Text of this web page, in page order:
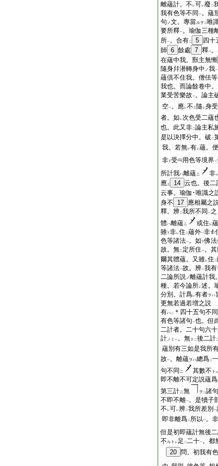
離蘊計。不 レ可レ廢 二
我有色等不同 一。蘊
句 ノ文。專當ルヲ 二唯
要所釋一。瑜伽三種
所一。合有二 5 四十
師 6 餘處 7 釋一
在蘊中我。獸主無慚
隨身幷潜轉身中 ノ我一
蘊倶不住我。僧佉
我也。而論餘卷中
業受苦樂故一。論主
空一。應レ不三隨 レ身受
者。如 レ次色受二蘊
也。此又非二論主私
是以決擇分中。破 二
我。若無レ有レ蘊。
非下受 用色等境界一
所計我ハ離蘊ニ 非レ
應 上 14 云也。後二
云事。瑜伽･唯識之
身不
17 應相屬之
釋。辨二我所不同 一
體ハ離蘊ニ 或住 レ
雖下非レ住 二蘊外一非
色等諸法一。如下佛
故。無二 定所住一。
爾其體蘊。又雖レ住 二
等諸法一故。辨二我
二論所説ノ離蘊計我
種。若今論所レ述。
分別。計爲レ有者ヲハ
更無若過若増之説
有ハ二
＊四十五句不同
有色等諸句一也。但
二計者。二十句六
計ノミ 一。無 ト 二後二計
蘊別有三如是我所
故一。離蘊ヲハ總爲二
句不同 ニ 其數不 ト レ
即不離不可定説蘊
第三計ニ無 ヲ 二諸
不即不離一。是犢子
不 レ可レ辨二我所差別 一
即非離爲二 所以一。非
但是初即蘊計無後
不ルト レ足 二二十一。都
20 問。初我有色